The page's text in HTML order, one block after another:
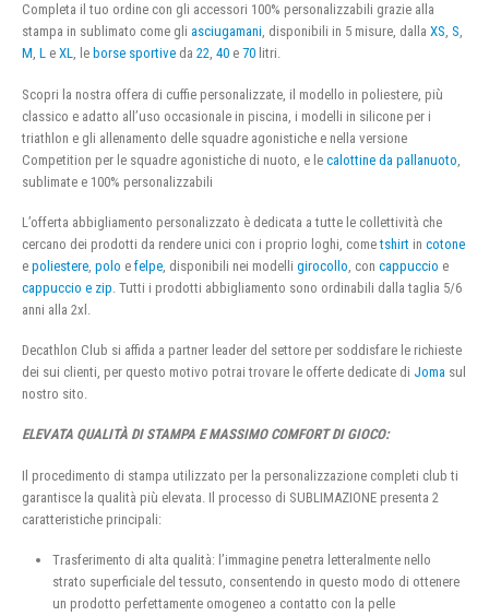
Completa il tuo ordine con gli accessori 100% personalizzabili grazie alla
stampa in sublimato come gli asciugamani, disponibili in 5 misure, dalla XS, S,
M, L e XL, le borse sportive da 22, 40 e 70 litri.
Scopri la nostra offera di cuffie personalizzate, il modello in poliestere, più
classico e adatto all’uso occasionale in piscina, i modelli in silicone per i
triathlon e gli allenamento delle squadre agonistiche e nella versione
Competition per le squadre agonistiche di nuoto, e le calottine da pallanuoto
sublimate e 100% personalizzabili
L’offerta abbigliamento personalizzato è dedicata a tutte le collettività che
cercano dei prodotti da rendere unici con i proprio loghi, cometshirt in cotone
e poliestere polo e felpe , disponibili nei modelli girocollo , con cappuccio e
cappuccio e zip . Tutti i prodotti abbigliamento sono ordinabili dalla taglia 5/6
anni alla 2xl.
Decathlon Club si affida a partner leader del settore per soddisfare le richieste
dei sui clienti, per questo motivo potrai trovare le offerte dedicate di Joma sul
nostro sito.
ELEVATA QUALITÀ DI STAMPA E MASSIMO COMFORT DI GIOCO:
Il procedimento di stampa utilizzato per la personalizzazione completi club ti
garantisce la qualità più elevata. Il processo di SUBLIMAZIONE presenta 2
caratteristiche principali:
Trasferimento di alta qualità: l’immagine penetra letteralmente nello
strato superficiale del tessuto, consentendo in questo modo di ottenere
un prodotto perfettamente omogeneo a contatto con la pelle